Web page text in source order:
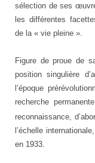
sélection de ses
les différentes
de la « vie pleine ».
Figure de proue de
position singulière
l’époque
recherche
reconnaissance,
l’échelle
en 1933.